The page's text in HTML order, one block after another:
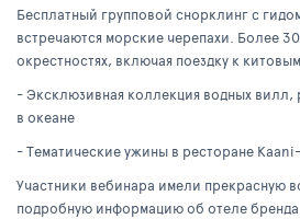
Бесплатный групповой снорклинг с
встречаются морские черепахи. Более
окрестностях, включая поездку к
- Эксклюзивная коллекция водных
в океане
- Тематические ужины в ресторане
Участники вебинара имели прекрасную
подробную информацию об отеле